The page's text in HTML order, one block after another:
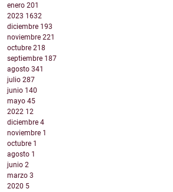
enero 201
2023 1632
diciembre 193
noviembre 221
octubre 218
septiembre 187
agosto 341
julio 287
junio 140
mayo 45
2022 12
diciembre 4
noviembre 1
octubre 1
agosto 1
junio 2
marzo 3
2020 5